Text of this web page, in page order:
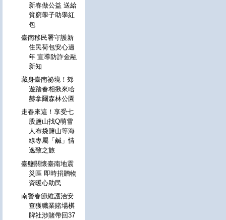
新春做公益 送給
貧窮學子助學紅
包
臺南移民署守護新
住民荷包安心過
年 宣導防詐金融
新知
藏身臺南祕境！郊
遊踏春相揪來哈
赫拿爾森林公園
走春來這！享受七
股鹽山找Q萌雪
人布袋鹽山等海
線專屬「鹹」情
逸致之旅
臺鹽關懷臺南地震
災區 即時捐贈物
資暖心助民
南警春節維護治安
查獲職業賭場棋
牌社涉賭帶回37